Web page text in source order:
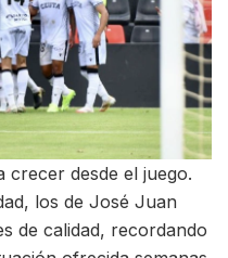
crecer desde el juego.
los de José Juan
de calidad, recordando